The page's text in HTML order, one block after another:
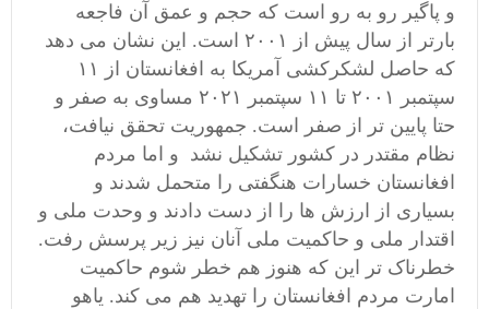
و پاگیر رو به رو است که حجم و عمق آن فاجعه
بارتر از سال پیش از ۲۰۰۱ است. این نشان می دهد
که حاصل لشکرکشی آمریکا به افغانستان از ۱۱
سپتمبر ۲۰۰۱ تا ۱۱ سپتمبر ۲۰۲۱ مساوی به صفر و
حتا پایین تر از صفر است. جمهوریت تحقق نیافت،
نظام مقتدر در کشور تشکیل نشد و اما مردم
افغانستان خسارات هنگفتی را متحمل شدند و
بسیاری از ارزش ها را از دست دادند و وحدت ملی و
اقتدار ملی و حاکمیت ملی آنان نیز زیر پرسش رفت.
خطرناک تر این که هنوز هم خطر شوم حاکمیت
امارت مردم افغانستان را تهدید هم می کند. یاهو